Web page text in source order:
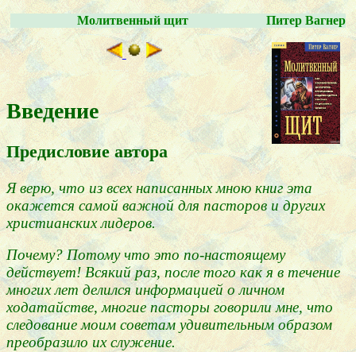
Молитвенный щит Питер Вагнер
Введение
Предисловие автора
Я верю, что из всех написанных мною книг эта
окажется самой важной для пасторов и других
христианских лидеров.
Почему? Потому что это по-настоящему
действует! Всякий раз, после того как я в течение
многих лет делился информацией о личном
ходатайстве, многие пасторы говорили мне, что
следование моим советам удивительным образом
преобразило их служение.